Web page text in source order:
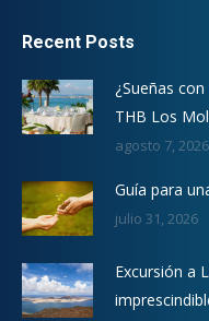
Recent Posts
¿Sueñas
THB Los
agosto 7, 2026
Guía para
julio 31, 2026
Excursión a